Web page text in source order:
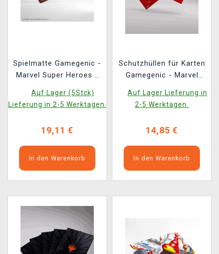
Spielmatte Gamegenic -
Marvel Super Heroes -
Super-Soldier
Auf Lager (5Stck)
Lieferung in 2-5 Werktagen.
19,11 €
In den Warenkorb
Schutzhüllen für Karten
Gamegenic - Marvel
Premium Double
Sleeving Comic Burst
Auf Lager Lieferung in
2-5 Werktagen.
14,85 €
In den Warenkorb